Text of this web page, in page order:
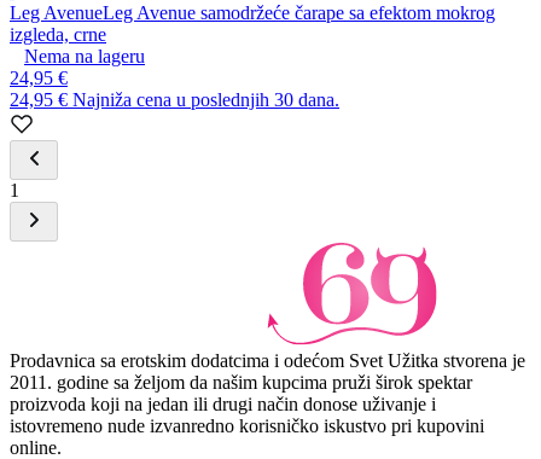
Leg AvenueLeg Avenue samodržeće čarape sa efektom mokrog
izgleda, crne
Nema na lageru
24,95 €
24,95 € Najniža cena u poslednjih 30 dana.
1
Prodavnica sa erotskim dodatcima i odećom Svet Užitka stvorena je
2011. godine sa željom da našim kupcima pruži širok spektar
proizvoda koji na jedan ili drugi način donose uživanje i
istovremeno nude izvanredno korisničko iskustvo pri kupovini
online.